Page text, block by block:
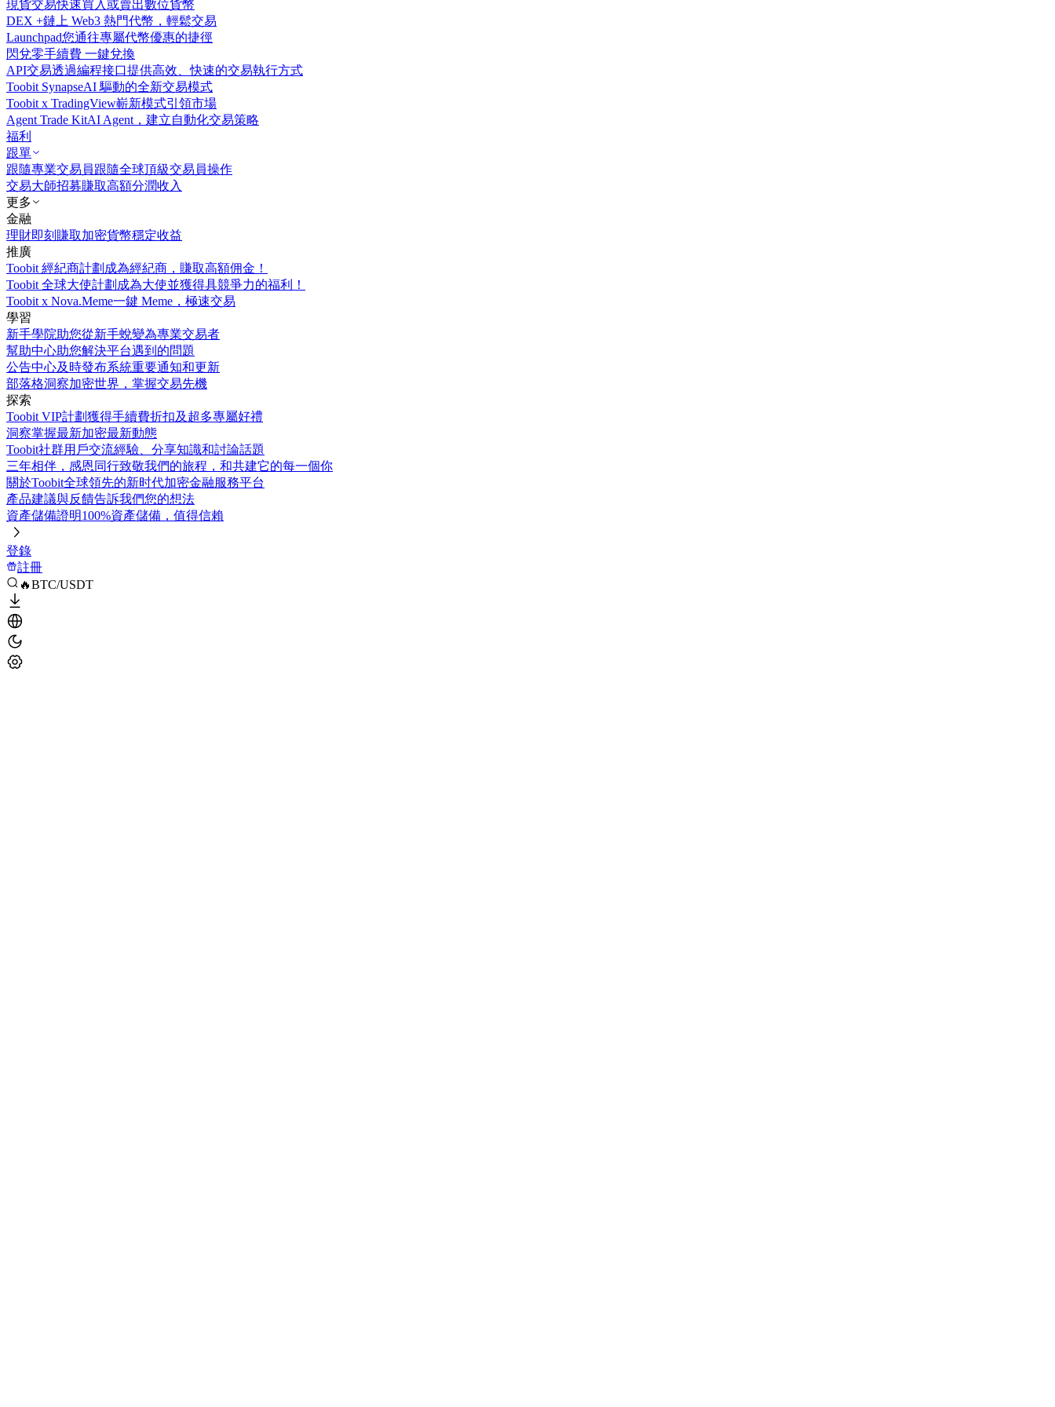
現貨交易快速買入或賣出數位貨幣
DEX +鏈上 Web3 熱門代幣，輕鬆交易
Launchpad您通往專屬代幣優惠的捷徑
閃兌零手續費 一鍵兌換
API交易透過編程接口提供高效、快速的交易執行方式
Toobit SynapseAI 驅動的全新交易模式
Toobit x TradingView嶄新模式引領市場
Agent Trade KitAI Agent，建立自動化交易策略
福利
跟單
跟隨專業交易員跟隨全球頂級交易員操作
交易大師招募賺取高額分潤收入
更多
金融
理財即刻賺取加密貨幣穩定收益
推廣
Toobit 經紀商計劃 成為經紀商，賺取高額佣金！
Toobit 全球大使計劃 成為大使並獲得具競爭力的福利！
Toobit x Nova.Meme一鍵 Meme，極速交易
學習
新手學院助您從新手蛻變為專業交易者
幫助中心助您解決平台遇到的問題
公告中心及時發布系統重要通知和更新
部落格洞察加密世界，掌握交易先機
探索
Toobit VIP計劃獲得手續費折扣及超多專屬好禮
洞察掌握最新加密最新動態
Toobit社群用戶交流經驗、分享知識和討論話題
三年相伴，感恩同行致敬我們的旅程，和共建它的每一個你
關於Toobit全球領先的新时代加密金融服務平台
產品建議與反饋告訴我們您的想法
資產儲備證明100%資產儲備，值得信賴
登錄
註冊
🔥BTC/USDT